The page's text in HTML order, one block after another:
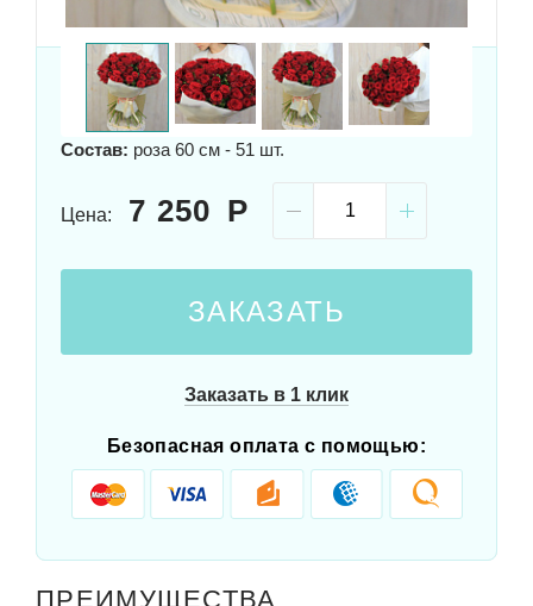
Размер:60x50 см
Состав: роза 60 см - 51 шт.
Цена: 7 250
ЗАКАЗАТЬ
Заказать в 1 клик
Безопасная оплата с помощью:
ПРЕИМУЩЕСТВА